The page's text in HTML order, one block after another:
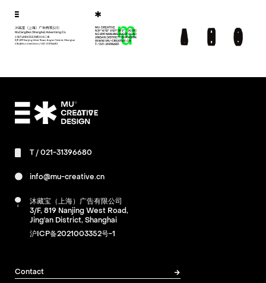
T / 021-31396680
info@mu-creative.cn
沐藏宝（上海）广告有限公司
3/F, 819 Nanjing West Road,
Jing'an District, Shanghai
沪ICP备2021003352号-1
Contact